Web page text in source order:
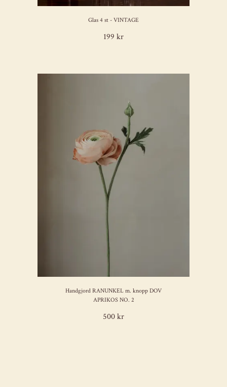
Glas 4 st - VINTAGE
199 kr
Handgjord RANUNKEL m. knopp DOV
APRIKOS NO. 2
500 kr